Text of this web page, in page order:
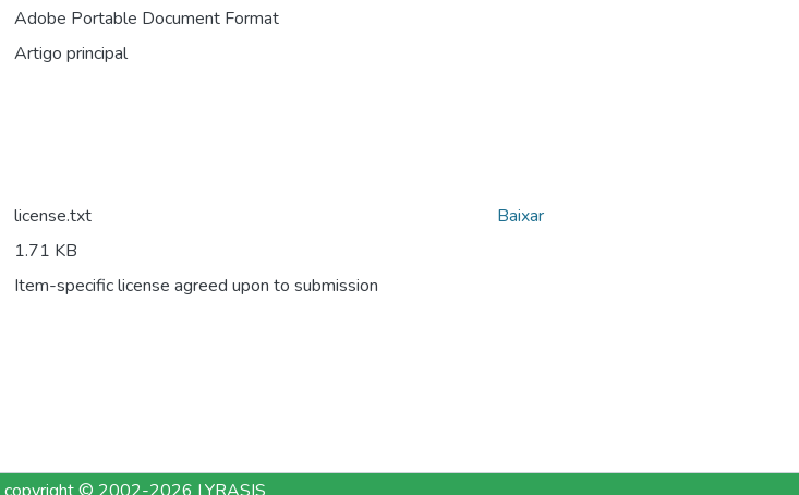
Adobe Portable Document Format
Artigo principal
license.txt
1.71 KB
Item-specific license agreed upon to submission
Baixar